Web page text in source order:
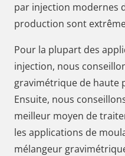
par injection modernes
production sont
Pour la plupart des
injection, nous
gravimétrique de haute
Ensuite, nous
meilleur moyen de
les applications de
mélangeur